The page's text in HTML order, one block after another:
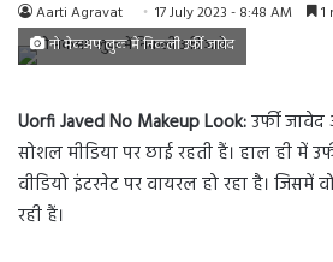
Aarti Agravat 17 July 2023 - 8:48 AM 1
नो मेकअप लुक में निकली उर्फी जावेद
UorfiJaved No Makeup Look:उर्फी
सोशल मीडिया पर छाई रहती हैं। हाल ही में
वीडियो इंटरनेट पर वायरल हो रहा है।
रही हैं।